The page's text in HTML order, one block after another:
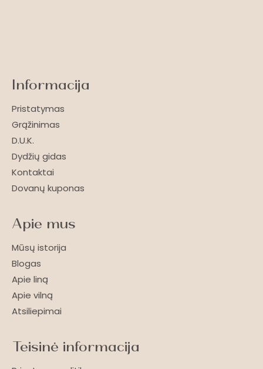
Informacija
Pristatymas
Grąžinimas
D.U.K.
Dydžių gidas
Kontaktai
Dovanų kuponas
Apie mus
Mūsų istorija
Blogas
Apie liną
Apie vilną
Atsiliepimai
Teisinė informacija